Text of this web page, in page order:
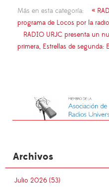
Más en esta categoría:
«
programa de Locos por la
RADIO URJC presenta un
primera, Estrellas de segunda:
Archivos
Julio 2026 (53)